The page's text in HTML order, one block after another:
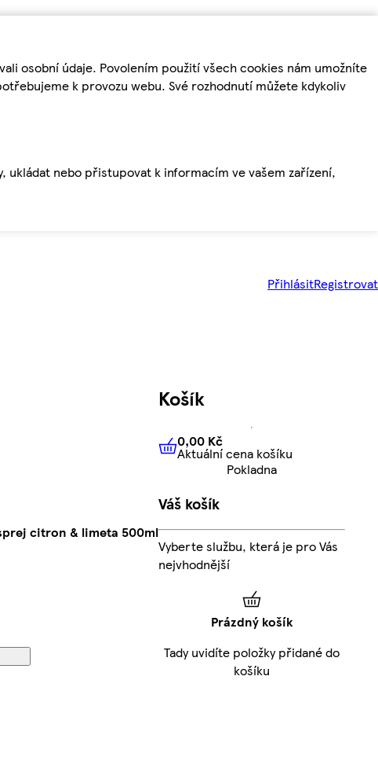
osobní údaje. Povolením použití všech cookies nám umožníte
k provozu webu. Své rozhodnutí můžete kdykoliv
nebo přistupovat k informacím ve vašem zařízení,
PřihlásitRegistrovat
citron & limeta 500ml
Košík
0,00 KčAktuální cena košíku
0,00 Kč
Aktuální cena košíku
Pokladna
Váš košík
Vyberte službu, která je pro Vás
nejvhodnější
Prázdný košík
Tady uvidíte položky přidané do
košíku